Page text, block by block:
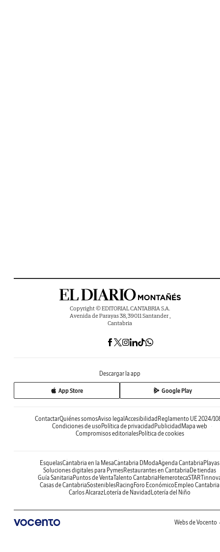
Copyright © EDITORIAL CANTABRIA S.A.
Avenida de Parayas 38, 39011 Santander ,
Cantabria
Descargar la app
App Store Google Play
ContactarQuiénes somosAviso legal Accesibilidad Reglamento UE 2024/
Condiciones de uso Política de privacidad Publicidad Mapa web
Compromisos editorialesPolítica de cookies
EsquelasCantabria en la MesaCantabria DModaAgenda Cantabria Playas
Soluciones digitales para PymesRestaurantes en Cantabria De tiendas
Guía Sanitaria Puntos de VentaTalento Cantabria Hemeroteca
Casas de CantabriaSosteniblesRacing Foro Económico Empleo Cantabria
Carlos AlcarazLotería de Navidad Lotería del Niño
Webs de Vocento